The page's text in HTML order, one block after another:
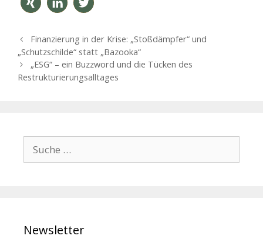
en n
B
e
t
Finanzierung in der Krise: „Stoßdämpfer“ und
„Schutzschilde“ statt „Bazooka“
„ESG“ – ein Buzzword und die Tücken des
Restrukturierungsalltages
a
Newsletter